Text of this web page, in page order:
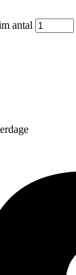
antal